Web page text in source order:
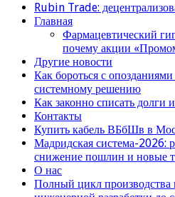
Rubin Trade:
Главная
Фармацевтический
почему акции
Другие новости
Как бороться с
системному решению
Как законно списать долги
Контакты
Купить кабель ВБбШв в
Мадридская система-2026:
снижение пошлин и новые
О нас
Полный цикл производства